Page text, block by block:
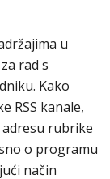
u
rad s
Kako
RSS kanale,
rubrike
o programu
način